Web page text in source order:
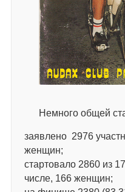
Немного общей
заявлено 2976
женщин;
стартовало 2860 из
числе, 166 женщин;